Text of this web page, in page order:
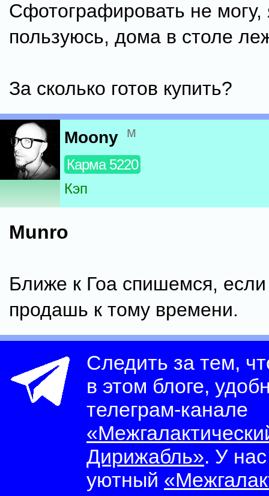
Сфотографировать не
пользуюсь, дома в столе
За сколько готов купить?
Moony м
Карма 5220
Кэп
Munro
Ближе к Гоа спишемся,
продашь к тому времени.
Следить за тем,
в этом блоге,
телеграм-канале
Дирижабль». У
уютный